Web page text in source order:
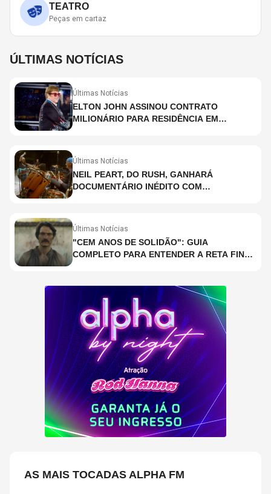
TEATRO
Peças em cartaz
ÚLTIMAS NOTÍCIAS
Últimas Notícias
ELTON JOHN ASSINOU CONTRATO
MILIONÁRIO PARA RESIDÊNCIA EM
Últimas Notícias
NEIL PEART, DO RUSH, GANHARÁ
DOCUMENTÁRIO INÉDITO COM
Últimas Notícias
"CEM ANOS DE SOLIDÃO": GUIA
COMPLETO PARA ENTENDER A RETA FINAL
AS MAIS TOCADAS ALPHA FM